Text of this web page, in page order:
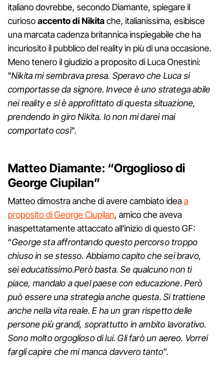
italiano dovrebbe, secondo Diamante, spiegare il
curiosoaccento di Nikitache, italianissima, esibisce
una marcata cadenza britannica inspiegabile che ha
incuriosito il pubblico del reality in più di una occasione.
Meno tenero il giudizio a proposito di Luca Onestini:
"Nikita mi sembrava presa. Speravo che Luca si
comportasse da signore. Invece è uno stratega abile
nei reality e si è approfittato di questa situazione,
prendendo in giro Nikita. Io non mi darei mai
comportato così".
Matteo Diamante: “Orgoglioso di
George Ciupilan”
Matteo dimostra anche di avere cambiato ideaa
proposito di George Ciupilan, amico che aveva
inaspettatamente attaccato all’inizio di questo GF:
“George sta affrontando questo percorso troppo
chiuso in se stesso. Abbiamo capito che sei bravo,
sei educatissimo.Però basta. Se qualcuno non ti
piace, mandalo a quel paese con educazione. Però
può essere una strategia anche questa. Si trattiene
anche nella vita reale. E ha un gran rispetto delle
persone più grandi, soprattutto in ambito lavorativo.
Sono molto orgoglioso di lui. Gli farò un aereo. Vorrei
fargli capire che mi manca davvero tanto”.